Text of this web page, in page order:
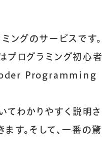
グ
ングのサービスです。
プログラミング初心者
Programming
てわかりやすく説明さ
す。そして、一番の驚